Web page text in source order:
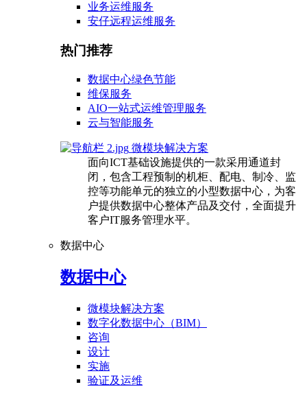
业务运维服务
安仔远程运维服务
热门推荐
数据中心绿色节能
维保服务
AIO一站式运维管理服务
云与智能服务
微模块解决方案
面向ICT基础设施提供的一款采用通道封
闭，包含工程预制的机柜、配电、制冷、监
控等功能单元的独立的小型数据中心，为客
户提供数据中心整体产品及交付，全面提升
客户IT服务管理水平。
数据中心
数据中心
微模块解决方案
数字化数据中心（BIM）
咨询
设计
实施
验证及运维